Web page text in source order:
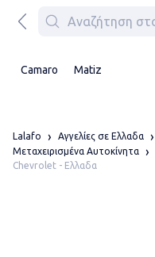
Camaro Matiz
Lalafo Αγγελίες σε Ελλαδα
Μεταχειρισμένα Αυτοκίνητα
Chevrolet - Ελλαδα